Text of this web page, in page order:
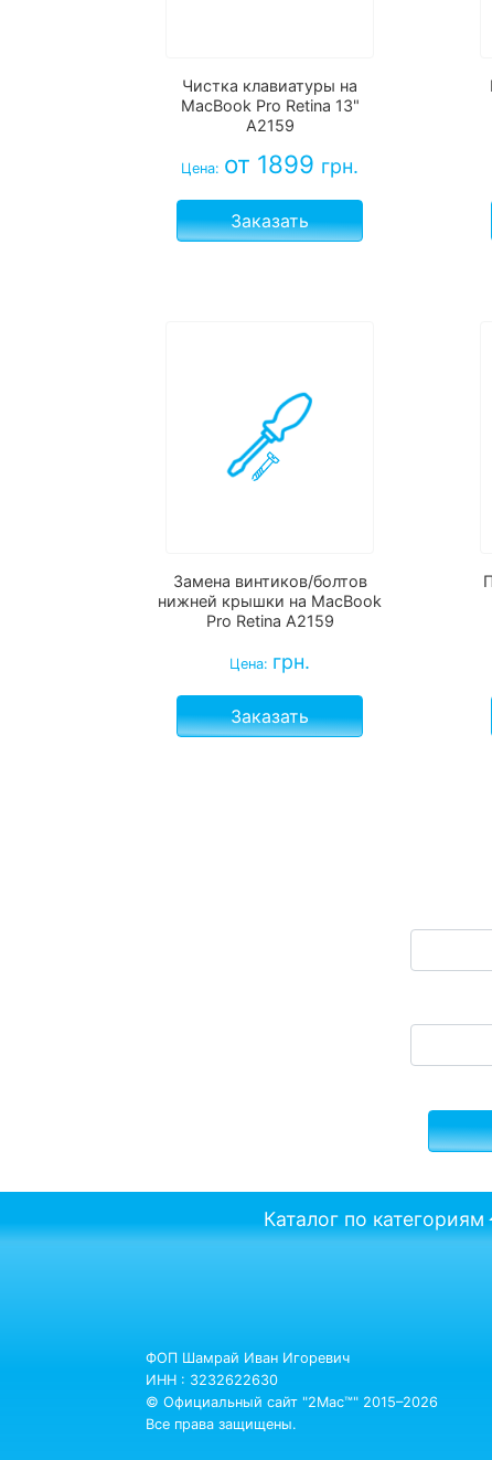
Чистка клавиатуры на
MacBook Pro Retina 13"
A2159
Цена: от 1899 грн.
Заказать
Замена винтиков/болтов
нижней крышки на MacBook
Pro Retina A2159
Цена: грн.
Заказать
Каталог по категориям
ФОП Шамрай Иван Игоревич
ИНН : 3232622630
© Официальный сайт "2Mac™" 2015–2026
Все права защищены.